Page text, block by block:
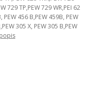
729 TP,PEW 729 WR,PEI 62
456 B,PEW 459B, PEW
305 X, PEW 305 B,PEW